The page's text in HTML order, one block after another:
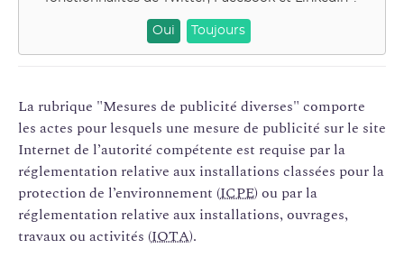
Oui Toujours
La rubrique "Mesures de publicité diverses" comporte
les actes pour lesquels une mesure de publicité sur le site
Internet de l’autorité compétente est requise par la
réglementation relative aux installations classées pour la
protection de l’environnement (ICPE) ou par la
réglementation relative aux installations, ouvrages,
travaux ou activités (IOTA).